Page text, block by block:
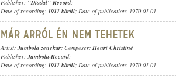
Publisher: "Diadal" Record;
Date of recording: 1911 körül; Date of publication: 1970-01-01
Artist:Jumbola zenekar; Composer: Henri Christiné
Publisher:Jumbola-Record;
Date of recording: 1911 körül; Date of publication: 1970-01-01